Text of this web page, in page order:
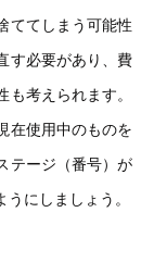
ててしまう可能性
す必要があり、費
考えられます。
在使用中のものを
テージ（番号）が
にしましょう。